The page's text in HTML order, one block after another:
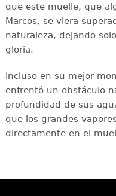
que este muelle, que
Marcos, se viera
naturaleza, dejando
gloria.
Incluso en su mejor
enfrentó un obstáculo
profundidad de sus
que los grandes
directamente en el